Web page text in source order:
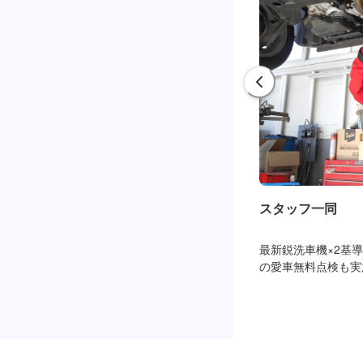
スタッフ一同
最新鋭洗車機×2基
の愛車無料点検も